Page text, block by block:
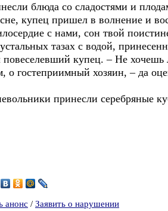
блюда со сладостями и
купец пришел в волнение и
с нами, сон твой
тазах с водой,
купец. – Не
о гостеприимный хозяин, – да
принесли серебряные
анонс / Заявить о нарушении